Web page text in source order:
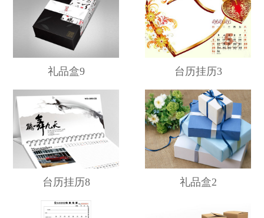
礼品盒9 台历挂历3
台历挂历8 礼品盒2